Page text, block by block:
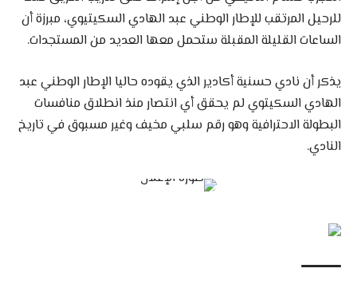
للرحيل المرتقب للإطار الوطني عبد الهادي السكيتيوي، مبرزة أن
الساعات القليلة المقبلة ستحمل معها العديد من المستجدات.
يذكر أن نادي حسنية أكادير الذي يقوده حاليا الإطار الوطني عبد
الهادي السكيتوي لم يحقق أي انتصار منذ انطلاق منافسات
البطولة الاحترافية وهو رقم سلبي مخيف وغير مسبوق في تاريخ
النادي.